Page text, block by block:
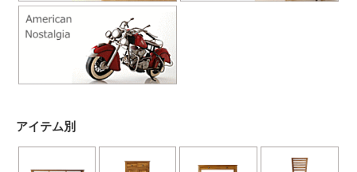
アイテム別